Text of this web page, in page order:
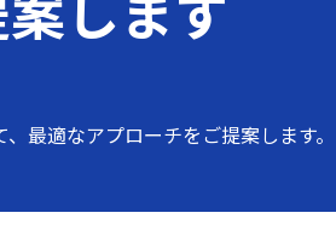
最適なアプローチをご提案します。